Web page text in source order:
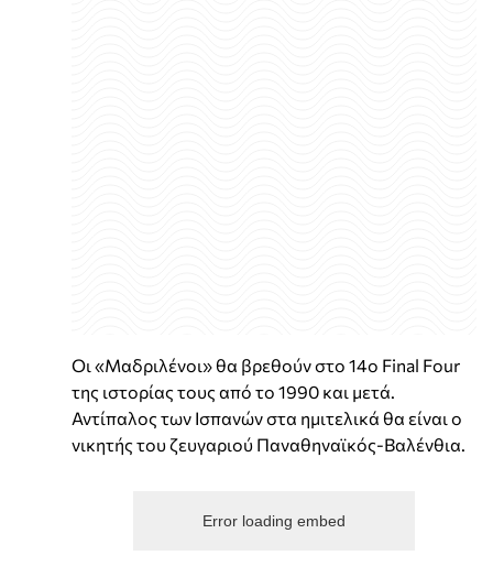
Οι «Μαδριλένοι» θα βρεθούν στο 14ο Final Four
της ιστορίας τους από το 1990 και μετά.
Αντίπαλος των Ισπανών στα ημιτελικά θα είναι ο
νικητής του ζευγαριού Παναθηναϊκός-Βαλένθια.
Error loading embed